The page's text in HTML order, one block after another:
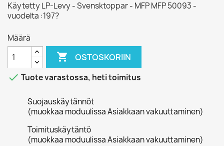
Käytetty LP-Levy - Svensktoppar - MFP MFP 50093 -
vuodelta :197?
Määrä
 OSTOSKORIIN
 Tuote varastossa, heti toimitus
Suojauskäytännöt
(muokkaa moduulissa Asiakkaan vakuuttaminen)
Toimituskäytäntö
(muokkaa moduulissa Asiakkaan vakuuttaminen)